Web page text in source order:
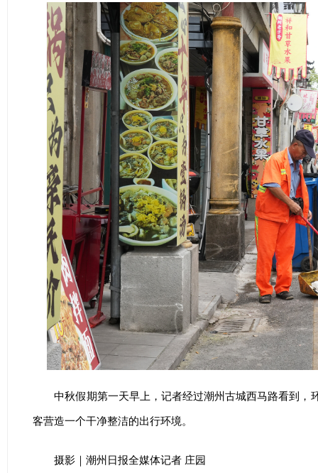
中秋假期第一天早上，记者经过潮州古城西马路看到
客营造一个干净整洁的出行环境。
摄影｜潮州日报全媒体记者 庄园